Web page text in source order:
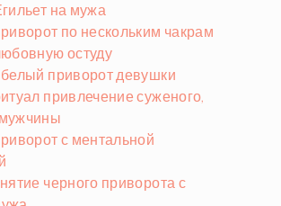
на мужа
по нескольким чакрам
остуду
приворот девушки
привлечение суженого,
с ментальной
черного приворота с